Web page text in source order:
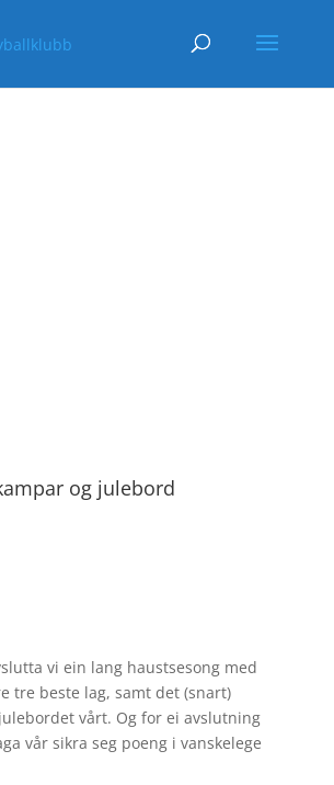
og julebord
vi ein lang haustsesong med
tre beste lag, samt det (snart)
vårt. Og for ei avslutning
vår sikra seg poeng i vanskelege